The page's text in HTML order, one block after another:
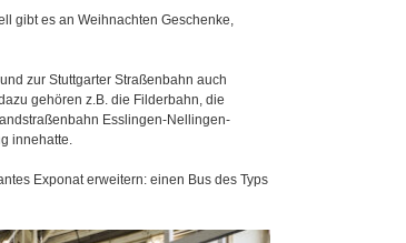
gibt es an Weihnachten Geschenke,
zur Stuttgarter Straßenbahn auch
gehören z.B. die Filderbahn, die
Esslingen-Nellingen-
innehatte.
Exponat erweitern: einen Bus des Typs